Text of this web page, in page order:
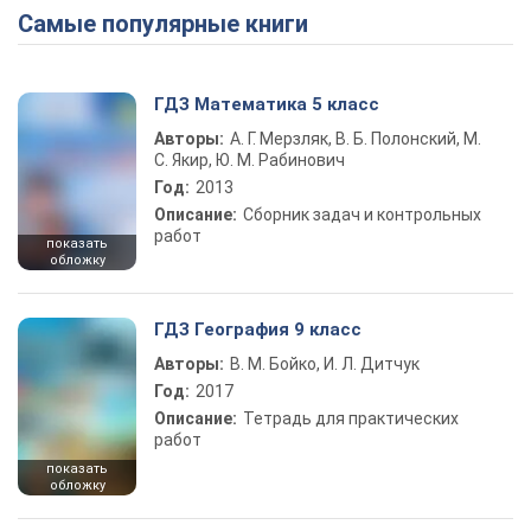
Самые популярные книги
показать
обложку
ГДЗ Математика 5 класс
Авторы: А. Г. Мерзляк, В. Б. Полонский, М.
С. Якир, Ю. М. Рабинович
Год: 2013
Описание: Сборник задач и контрольных
работ
показать
обложку
ГДЗ География 9 класс
Авторы: В. М. Бойко, И. Л. Дитчук
Год: 2017
Описание: Тетрадь для практических
работ